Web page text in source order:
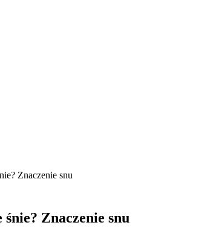
Znaczenie snu
śnie? Znaczenie snu